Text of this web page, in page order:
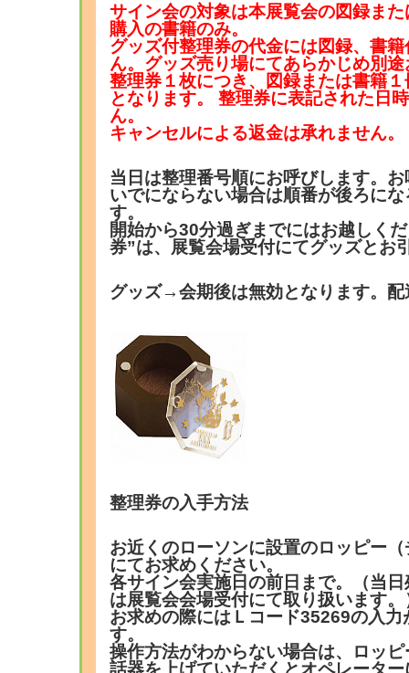
サイン会の対象は本展覧会の図録ま
購入の書籍のみ。
グッズ付整理券の代金には図録、書
ん。グッズ売り場にてあらかじめ別
整理券１枚につき、図録または書籍
となります。 整理券に表記された日
ん
キャンセルによる返金は承れません。
当日は整理番号順にお呼びします。
いでにならない場合は順番が後ろに
す。
開始から30分過ぎまでにはお越しく
券”は、展覧会場受付にてグッズとお
グッズ→会期後は無効となります。配
整理券の入手方法
お近くのローソンに設置のロッピー
にてお求めください。
各サイン会実施日の前日まで。（当
は展覧会会場受付にて取り扱います。
お求めの際にはＬコード35269の入力
す。
操作方法がわからない場合は、ロッ
話器を上げていただくとオペレータ